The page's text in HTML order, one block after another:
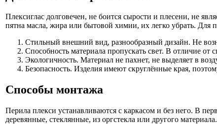
Плексиглас долговечен, не боится сырости и плесени, не
пятна масла, жира или бытовой химии, их легко убрать. Для
Стильный внешний вид, разнообразный дизайн. Не
Способность материала пропускать свет. В отличие
Экологичность. Материал не пахнет, не выделяет в
Безопасность. Изделия имеют скруглённые края,
Способы монтажа
Перила плекси устанавливаются с каркасом и без него. В
деревянные, стеклянные, из оргстекла или другого